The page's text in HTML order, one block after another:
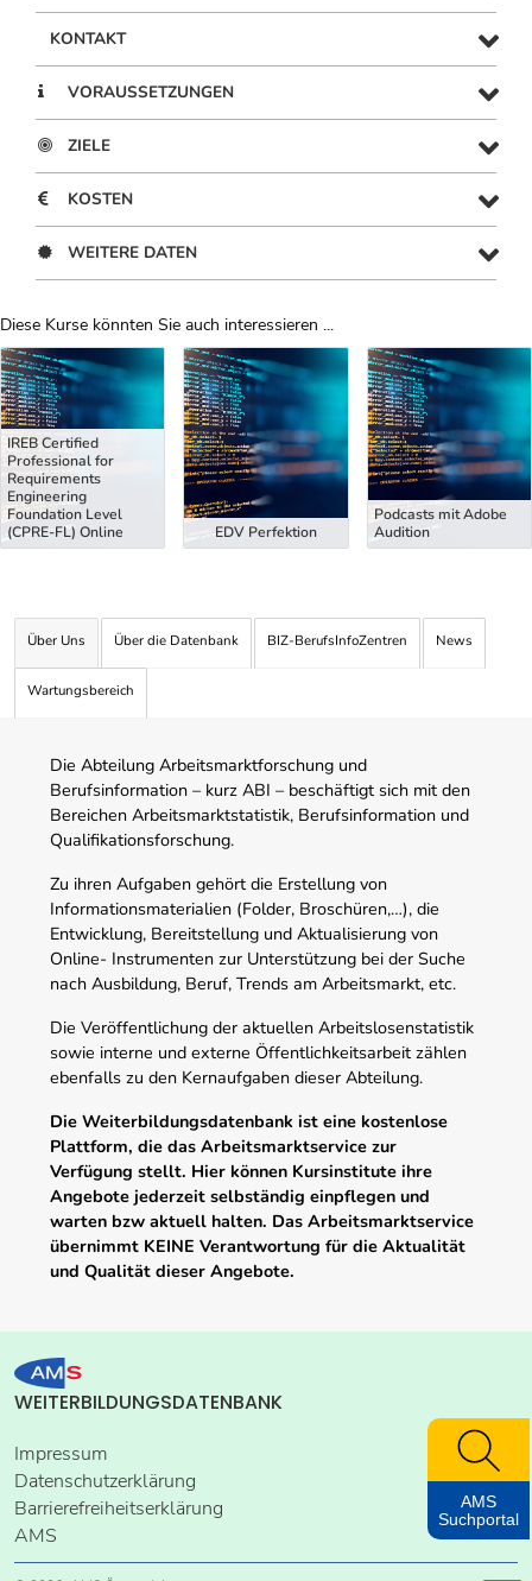
KONTAKT
VORAUSSETZUNGEN
ZIELE
KOSTEN
WEITERE DATEN
Diese Kurse könnten Sie auch interessieren ...
Uber Weiterbildungsvorschläge
IREB Certified
Professional for
Requirements
Engineering
Foundation Level
(CPRE-FL) Online
EDV Perfektion
Podcasts mit Adobe
Audition
Über Uns Über die Datenbank BIZ-BerufsInfoZentren News
Wartungsbereich
Die Abteilung Arbeitsmarktforschung und
Berufsinformation – kurz ABI – beschäftigt sich mit den
Bereichen Arbeitsmarktstatistik, Berufsinformation und
Qualifikationsforschung.
Zu ihren Aufgaben gehört die Erstellung von
Informationsmaterialien (Folder, Broschüren,…), die
Entwicklung, Bereitstellung und Aktualisierung von
Online- Instrumenten zur Unterstützung bei der Suche
nach Ausbildung, Beruf, Trends am Arbeitsmarkt, etc.
Die Veröffentlichung der aktuellen Arbeitslosenstatistik
sowie interne und externe Öffentlichkeitsarbeit zählen
ebenfalls zu den Kernaufgaben dieser Abteilung.
Die Weiterbildungsdatenbank ist eine kostenlose
Plattform, die das Arbeitsmarktservice zur
Verfügung stellt. Hier können Kursinstitute ihre
Angebote jederzeit selbständig einpflegen und
warten bzw aktuell halten. Das Arbeitsmarktservice
übernimmt KEINE Verantwortung für die Aktualität
und Qualität dieser Angebote.
WEITERBILDUNGSDATENBANK
Impressum
Datenschutzerklärung
Barrierefreiheitserklärung
AMS
AMS
Suchportal